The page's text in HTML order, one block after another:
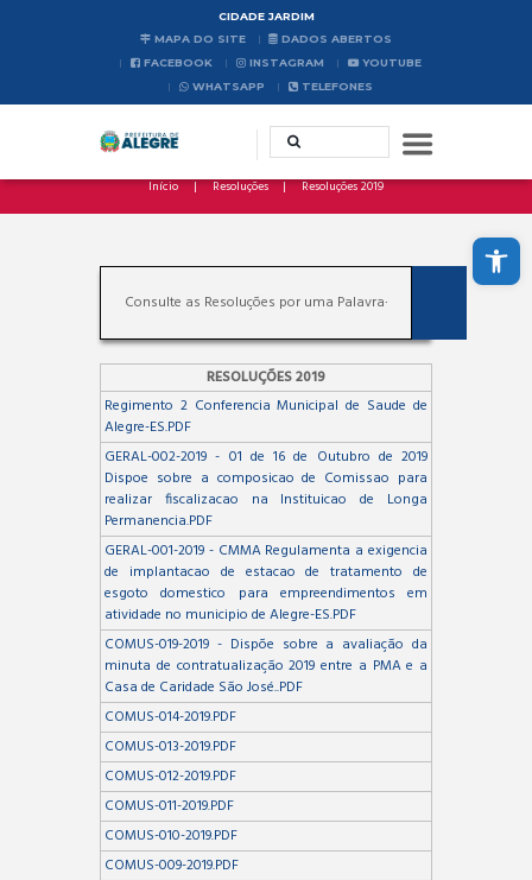
Abrir a barra de ferramentas
CIDADE JARDIM
MAPA DO SITE
DADOS ABERTOS
FACEBOOK
INSTAGRAM
YOUTUBE
WHATSAPP
TELEFONES
Início Resoluções Resoluções 2019
RESOLUÇÕES 2019
Regimento 2 Conferencia Municipal de Saude de
Alegre-ES.PDF
GERAL-002-2019 - 01 de 16 de Outubro de 2019
Dispoe sobre a composicao de Comissao para
realizar fiscalizacao na Instituicao de Longa
Permanencia.PDF
GERAL-001-2019 - CMMA Regulamenta a exigencia
de implantacao de estacao de tratamento de
esgoto domestico para empreendimentos em
atividade no municipio de Alegre-ES.PDF
COMUS-019-2019 - Dispõe sobre a avaliação da
minuta de contratualização 2019 entre a PMA e a
Casa de Caridade São José..PDF
COMUS-014-2019.PDF
COMUS-013-2019.PDF
COMUS-012-2019.PDF
COMUS-011-2019.PDF
COMUS-010-2019.PDF
COMUS-009-2019.PDF